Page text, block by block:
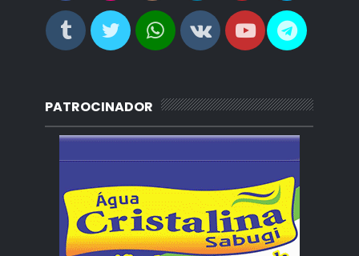
PATROCINADOR